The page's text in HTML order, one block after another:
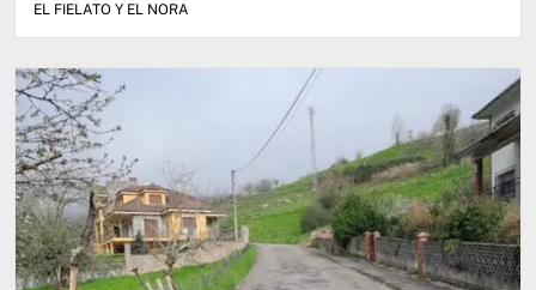
EL FIELATO Y EL NORA